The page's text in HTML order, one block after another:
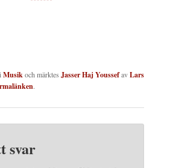
Musikoch märktes Jasser Haj YoussefavLars
.
svar